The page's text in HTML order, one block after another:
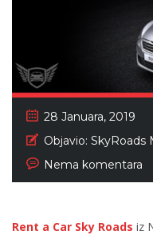
28 Januara, 2019
Objavio: SkyRoads
Nema komentara
Rent a Car Sky Roads iz